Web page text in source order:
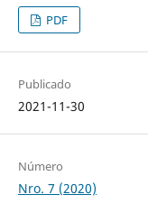
PDF
Publicado
2021-11-30
Número
Nro. 7 (2020)